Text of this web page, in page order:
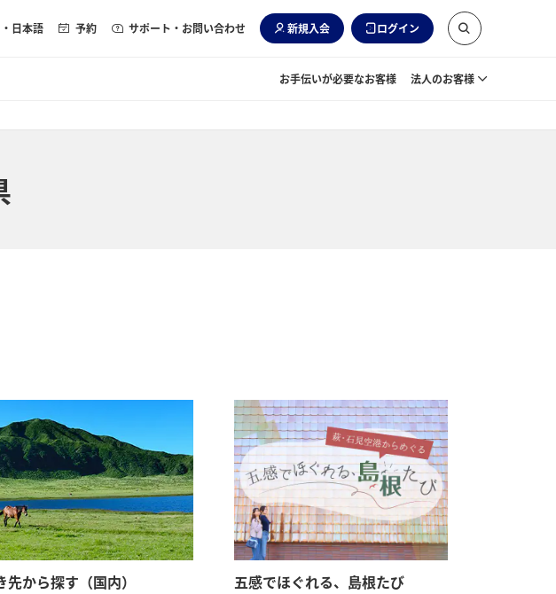
・日本語 予約 サポート・お問い合わせ 新規入会 ログイン
お手伝いが必要なお客様 法人のお客様
先から探す（国内） 五感でほぐれる、島根たび